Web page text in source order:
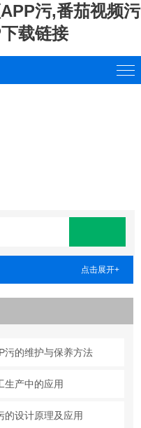
污,番茄视频污
载链接
点击展开+
污的维护与保养方法
生产中的应用
的设计原理及应用